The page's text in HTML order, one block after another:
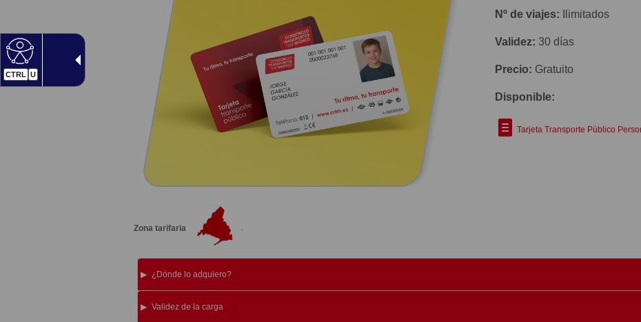
CTRL U
Nº de viajes: Ilimitados
Validez: 30 días
Precio: Gratuito
Disponible:
Tarjeta Transporte Público
Zona tarifaria
¿Dónde lo adquiero?
Validez de la carga